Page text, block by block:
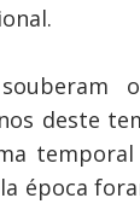
deste
época